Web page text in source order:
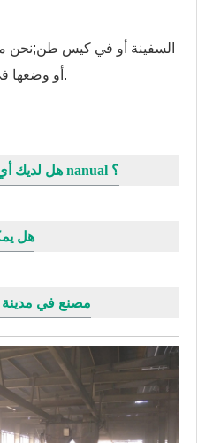
نحن معبأة بكميات كبيرة&نبسب;السفينة أو في كيس طن
أو وضعها في حاوية أو وفقا لمتطلباتك.
هل لديك أي مصنع؟ كيف هو الناتج nanual ؟
هل
مصنع في مدينة